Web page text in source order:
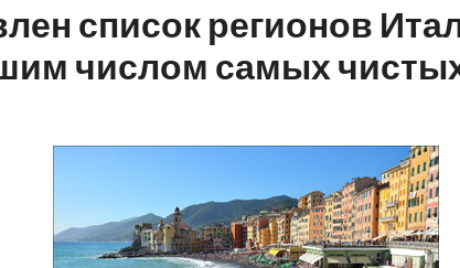
список регионов
числом самых